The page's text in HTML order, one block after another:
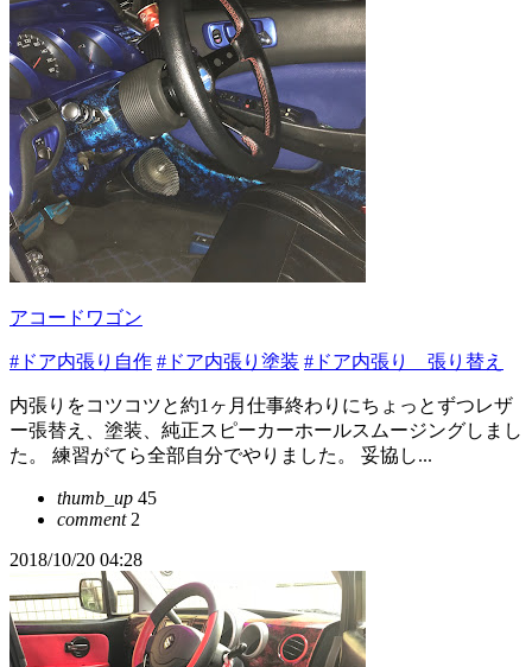
アコードワゴン
#ドア内張り自作 #ドア内張り塗装 #ドア内張り 張り替え
内張りをコツコツと約1ヶ月仕事終わりにちょっとずつレザ
ー張替え、塗装、純正スピーカーホールスムージングしまし
た。 練習がてら全部自分でやりました。 妥協し...
thumb_up 45
comment2
2018/10/20 04:28